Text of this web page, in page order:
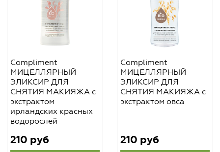
Compliment
МИЦЕЛЛЯРНЫЙ
ЭЛИКСИР ДЛЯ
СНЯТИЯ МАКИЯЖА с
экстрактом
ирландских красных
водорослей
210 руб
Compliment
МИЦЕЛЛЯРНЫЙ
ЭЛИКСИР ДЛЯ
СНЯТИЯ МАКИЯЖА с
экстрактом овса
210 руб